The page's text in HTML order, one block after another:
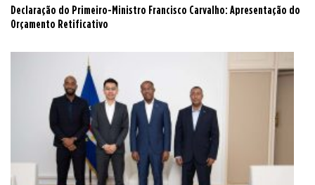
Declaração do Primeiro-Ministro Francisco Carvalho: Apresentação do
Orçamento Retificativo